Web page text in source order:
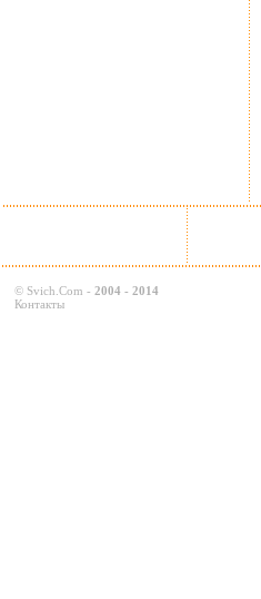
© Svich.Com - 2004 - 2014
Контакты